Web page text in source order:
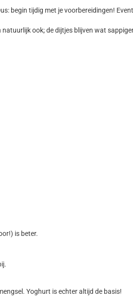
begin tijdig met je voorbereidingen!
ook; de dijtjes blijven wat
is beter.
Yoghurt is echter altijd de basis!